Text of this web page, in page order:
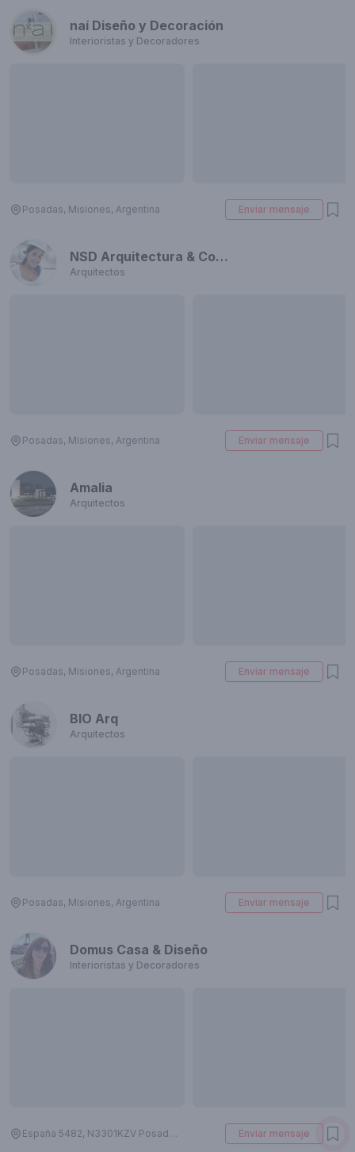
naí Diseño y Decoración
Interioristas y Decoradores
Posadas, Misiones, Argentina Enviar mensaje
NSD Arquitectura & Construcción
Arquitectos
Posadas, Misiones, Argentina Enviar mensaje
Amalia
Arquitectos
Posadas, Misiones, Argentina Enviar mensaje
BIO Arq
Arquitectos
Posadas, Misiones, Argentina Enviar mensaje
Domus Casa & Diseño
Interioristas y Decoradores
España 5482, N3301KZV Posadas, Misiones, Argentina Enviar mensaje